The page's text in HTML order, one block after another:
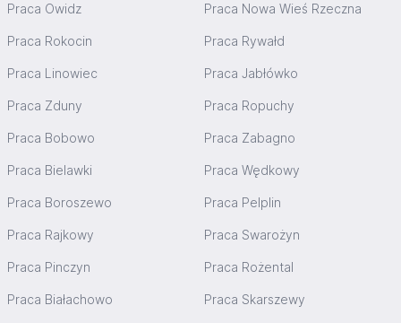
Praca Owidz Praca Nowa Wieś Rzeczna
Praca Rokocin Praca Rywałd
Praca Linowiec Praca Jabłówko
Praca Zduny Praca Ropuchy
Praca Bobowo Praca Zabagno
Praca Bielawki Praca Wędkowy
Praca Boroszewo Praca Pelplin
Praca Rajkowy Praca Swarożyn
Praca Pinczyn Praca Rożental
Praca Białachowo Praca Skarszewy